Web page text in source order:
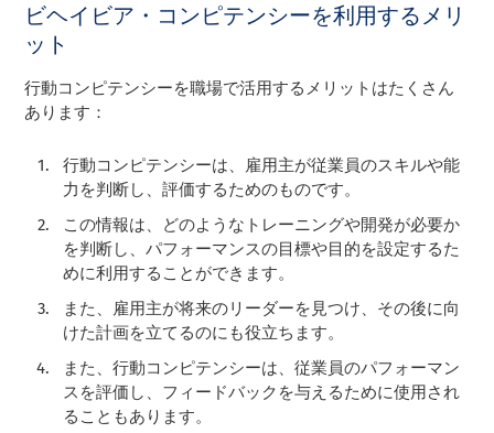
ビヘイビア・コンピテンシーを利用するメリ
ット
行動コンピテンシーを職場で活用するメリットはたくさん
あります：
行動コンピテンシーは、雇用主が従業員のスキルや能
力を判断し、評価するためのものです。
この情報は、どのようなトレーニングや開発が必要か
を判断し、パフォーマンスの目標や目的を設定するた
めに利用することができます。
また、雇用主が将来のリーダーを見つけ、その後に向
けた計画を立てるのにも役立ちます。
また、行動コンピテンシーは、従業員のパフォーマン
スを評価し、フィードバックを与えるために使用され
ることもあります。